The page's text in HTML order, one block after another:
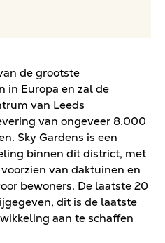
de grootste
in Europa en zal de
van Leeds
van ongeveer 8.000
Sky Gardens is een
binnen dit district, met
van daktuinen en
bewoners. De laatste 20
dit is de laatste
aan te schaffen